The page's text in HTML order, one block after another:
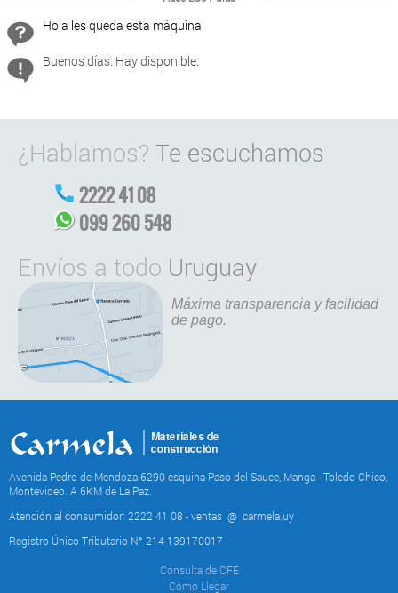
Hola les queda esta máquina
Buenos días. Hay disponible.
¿Hablamos? Te escuchamos
2222 41 08
099 260 548
Envíos a todo Uruguay
Máxima transparencia y facilidad
de pago.
Avenida Pedro de Mendoza 6290 esquina Paso del Sauce, Manga - Toledo Chico,
Montevideo. A 6KM de La Paz.
Atención al consumidor: 2222 41 08 - ventas @ carmela.uy
Registro Único Tributario N° 214-139170017
Consulta de CFE
Cómo Llegar